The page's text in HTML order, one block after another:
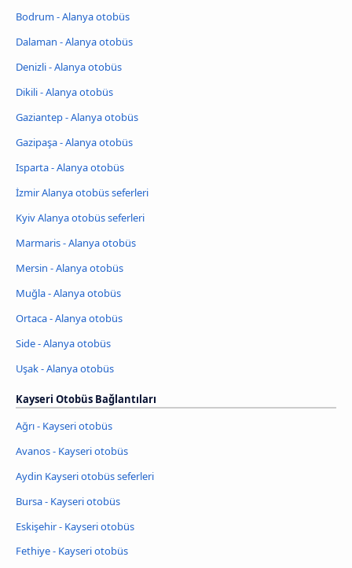
Bodrum - Alanya otobüs
Dalaman - Alanya otobüs
Denizli - Alanya otobüs
Dikili - Alanya otobüs
Gaziantep - Alanya otobüs
Gazipaşa - Alanya otobüs
Isparta - Alanya otobüs
İzmir Alanya otobüs seferleri
Kyiv Alanya otobüs seferleri
Marmaris - Alanya otobüs
Mersin - Alanya otobüs
Muğla - Alanya otobüs
Ortaca - Alanya otobüs
Side - Alanya otobüs
Uşak - Alanya otobüs
Kayseri Otobüs Bağlantıları
Ağrı - Kayseri otobüs
Avanos - Kayseri otobüs
Aydin Kayseri otobüs seferleri
Bursa - Kayseri otobüs
Eskişehir - Kayseri otobüs
Fethiye - Kayseri otobüs